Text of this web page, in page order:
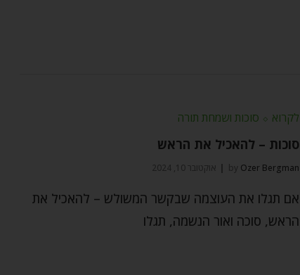
לקרוא ⬦ סוכות ושמחת תורה
סוכות – להאכיל את הראש
by Ozer Bergman אוקטובר 10, 2024
אם תגלו את העוצמה שבקשר המשולש – להאכיל את
הראש, סוכה ואור הנשמה, תגלו